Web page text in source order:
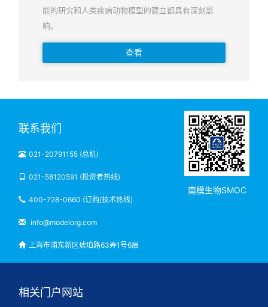
能的研究和人类疾病动物模型的建立都具有深刻影
响。
查看
联系我们
021-20791155 (总机)
021-58120591 (投资者热线)
400-728-0660 (订购/技术热线)
info@modelorg.com
上海市浦东新区琥珀路63弄1号6层
南模生物SMOC
相关门户网站